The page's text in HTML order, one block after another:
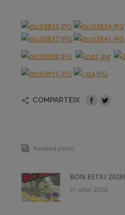
COMPARTEIX
Related posts
BON ESTIU 2026!
31 juliol, 2026